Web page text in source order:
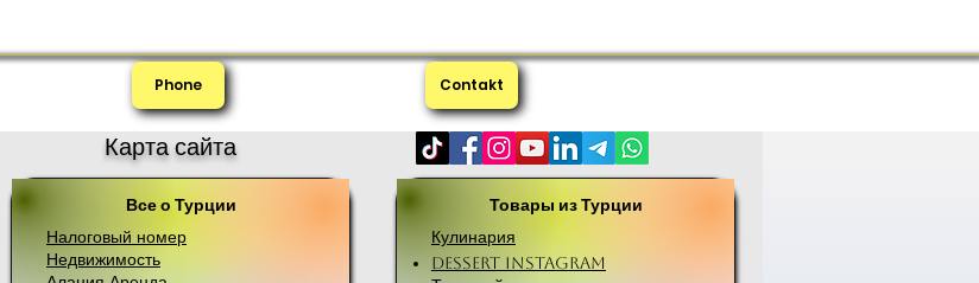
Phone Contakt
Карта сайта
Все о Турции
Налоговый номер
Недвижимость
Товары из Турции
Кулинария
Dessert Instagram